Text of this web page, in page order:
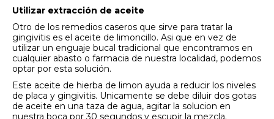
Utilizar extracción de aceite
Otro de los remedios caseros que sirve para tratar la
gingivitis es el aceite de limoncillo. Asi que en vez de
utilizar un enguaje bucal tradicional que encontramos en
cualquier abasto o farmacia de nuestra localidad, podemos
optar por esta solución.
Este aceite de hierba de limon ayuda a reducir los niveles
de placa y gingivitis. Unicamente se debe diluir dos gotas
de aceite en una taza de agua, agitar la solucion en
nuestra boca por 30 segundos y escupir la mezcla.